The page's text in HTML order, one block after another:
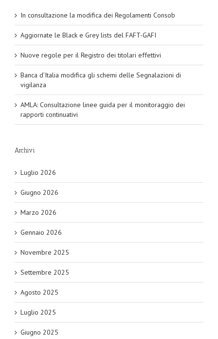
In consultazione la modifica dei Regolamenti Consob
Aggiornate le Black e Grey lists del FAFT-GAFI
Nuove regole per il Registro dei titolari effettivi
Banca d’Italia modifica gli schemi delle Segnalazioni di
vigilanza
AMLA: Consultazione linee guida per il monitoraggio dei
rapporti continuativi
Archivi
Luglio 2026
Giugno 2026
Marzo 2026
Gennaio 2026
Novembre 2025
Settembre 2025
Agosto 2025
Luglio 2025
Giugno 2025